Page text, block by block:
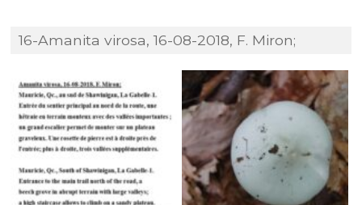
16-Amanita virosa, 16-08-2018, F. Miron;